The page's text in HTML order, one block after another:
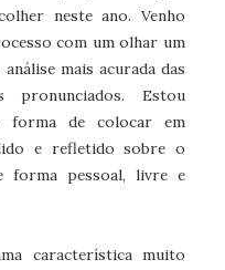
neste ano. Venho
com um olhar um
mais acurada das
Estou
forma de colocar em
e refletido sobre o
forma pessoal, livre e
característica muito